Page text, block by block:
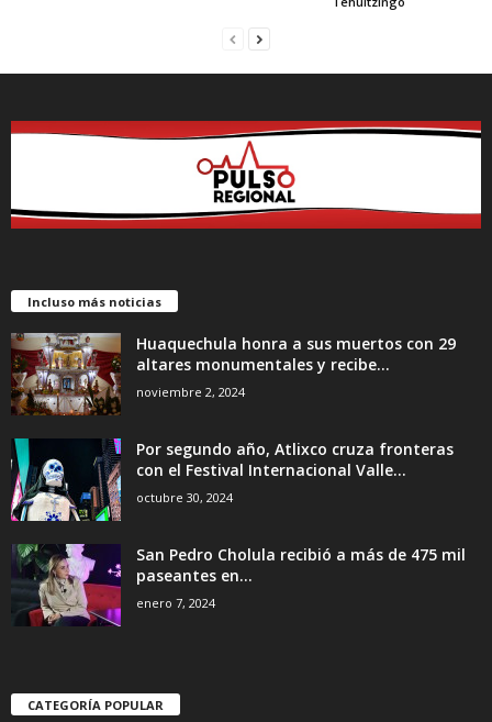
Incluso más noticias
Huaquechula honra a sus muertos con 29
altares monumentales y recibe...
noviembre 2, 2024
Por segundo año, Atlixco cruza fronteras
con el Festival Internacional Valle...
octubre 30, 2024
San Pedro Cholula recibió a más de 475 mil
paseantes en...
enero 7, 2024
CATEGORÍA POPULAR